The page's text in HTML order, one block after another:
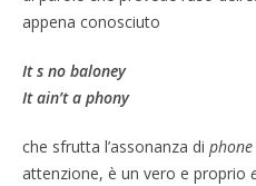
appena conosciuto
It s no baloney
It ain’t a phony
che sfrutta l’assonanza di phone
attenzione, è un vero e proprio